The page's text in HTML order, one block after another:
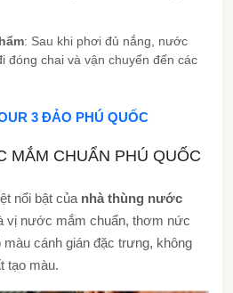
: Sau khi phơi đủ nắng, nước
đóng chai và vận chuyển đến các
3 ĐẢO PHÚ QUỐC
MẮM CHUẨN PHÚ QUỐC
nổi bật của nhà thùng nước
vị nước mắm chuẩn, thơm nức
cánh gián đặc trưng, không
tạo màu.